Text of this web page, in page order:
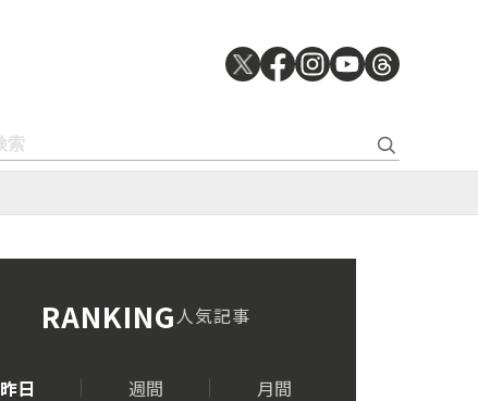
RANKING人気記事
昨日 週間 月間